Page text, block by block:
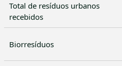
Total de resíduos urbanos
recebidos
Biorresíduos